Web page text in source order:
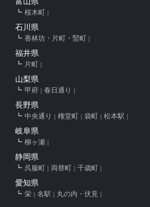
桜木町
石川県
香林坊・片町・竪町
福井県
片町
山梨県
甲府 春日通り
長野県
中央通り 権堂町 袋町 松本駅
岐阜県
柳ヶ瀬
静岡県
呉服町 両替町 千歳町
愛知県
栄 名駅 丸の内・伏見